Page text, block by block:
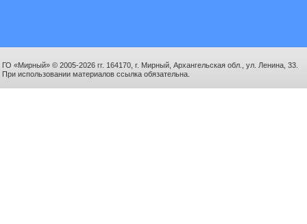
ГО «Мирный» © 2005-2026 гг. 164170, г. Мирный, Архангельская обл., ул. Ленина, 33.
При использовании материалов ссылка обязательна.